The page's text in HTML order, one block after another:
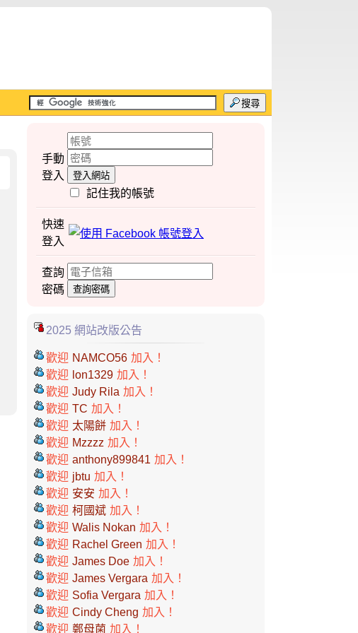
搜尋
手動
登入
登入網站
記住我的帳號
快速
登入
查詢
密碼
查詢密碼
2025 網站改版公告
歡迎 NAMCO56 加入！
歡迎 lon1329 加入！
歡迎 Judy Rila 加入！
歡迎 TC 加入！
歡迎 太陽餅 加入！
歡迎 Mzzzz 加入！
歡迎 anthony899841 加入！
歡迎 jbtu 加入！
歡迎 安安 加入！
歡迎 柯國斌 加入！
歡迎 Walis Nokan 加入！
歡迎 Rachel Green 加入！
歡迎 James Doe 加入！
歡迎 James Vergara 加入！
歡迎 Sofia Vergara 加入！
歡迎 Cindy Cheng 加入！
歡迎 鄭母菌 加入！